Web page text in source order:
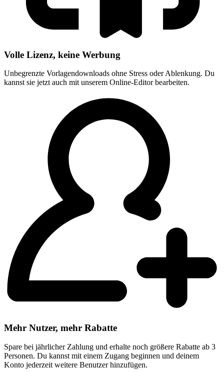
Volle Lizenz, keine Werbung
Unbegrenzte Vorlagendownloads ohne Stress oder Ablenkung. Du
kannst sie jetzt auch mit unserem Online-Editor bearbeiten.
Mehr Nutzer, mehr Rabatte
Spare bei jährlicher Zahlung und erhalte noch größere Rabatte ab 3
Personen. Du kannst mit einem Zugang beginnen und deinem
Konto jederzeit weitere Benutzer hinzufügen.